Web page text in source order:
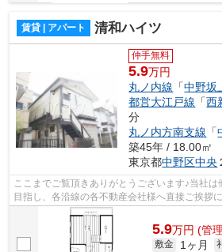
賃貸 | アパート 清和ハイツ
仲手無料
5.9万円
丸ノ内線 「中野坂
都営大江戸線 「西
分
丸ノ内方南支線 「
築45年 / 18.00㎡
東京都中野区中央
ここまでご覧頂きありがとうございます♪当社
目指し、各沿線の各不動産会社様へ直接ご挨拶
様へ提供しております！最新の情報は...
5.9万円 (管
敷金 1ヶ月